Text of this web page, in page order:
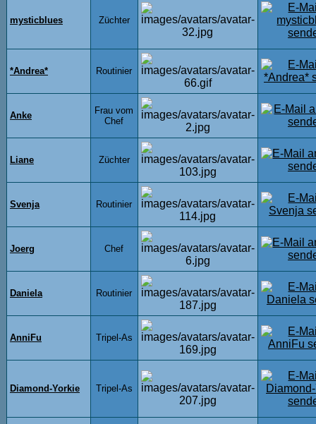
mysticblues Züchter
*Andrea* Routinier
Anke
Frau vom
Chef
Liane Züchter
Svenja Routinier
Joerg Chef
Daniela Routinier
AnniFu Tripel-As
Diamond-Yorkie Tripel-As